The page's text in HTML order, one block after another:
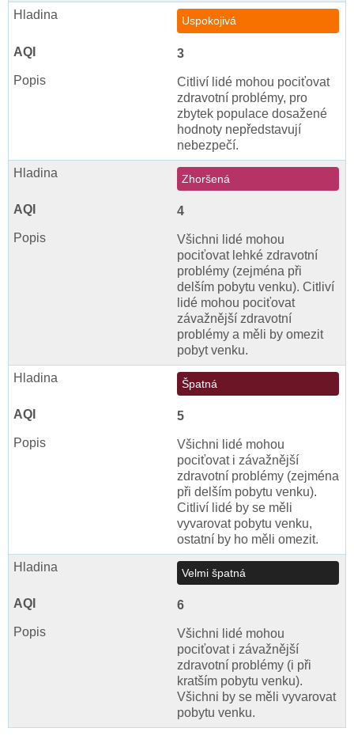
Uspokojivá
3
Citliví lidé mohou pociťovat
zdravotní problémy, pro
zbytek populace dosažené
hodnoty nepředstavují
nebezpečí.
Zhoršená
4
Všichni lidé mohou
pociťovat lehké zdravotní
problémy (zejména při
delším pobytu venku). Citliví
lidé mohou pociťovat
závažnější zdravotní
problémy a měli by omezit
pobyt venku.
Špatná
5
Všichni lidé mohou
pociťovat i závažnější
zdravotní problémy (zejména
při delším pobytu venku).
Citliví lidé by se měli
vyvarovat pobytu venku,
ostatní by ho měli omezit.
Velmi špatná
6
Všichni lidé mohou
pociťovat i závažnější
zdravotní problémy (i při
kratším pobytu venku).
Všichni by se měli vyvarovat
pobytu venku.